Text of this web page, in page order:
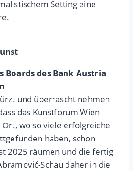
Setting eine
Boards des Bank Austria
und überrascht nehmen
das Kunstforum Wien
wo so viele erfolgreiche
haben, schon
2025 räumen und die fertig
Schau daher in die